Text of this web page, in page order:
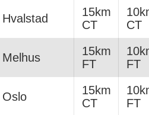
Hvalstad
15km
CT
CT
Melhus
15km
FT
FT
Oslo
15km
CT
FT